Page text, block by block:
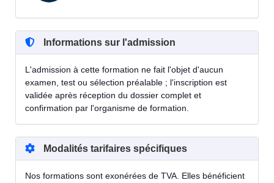
Informations sur l'admission
L'admission à cette formation ne fait l'objet d'aucun
examen, test ou sélection préalable ; l'inscription est
validée après réception du dossier complet et
confirmation par l'organisme de formation.
Modalités tarifaires spécifiques
Nos formations sont exonérées de TVA. Elles bénéficient